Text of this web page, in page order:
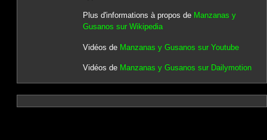
Plus d'informations à propos de Manzanas y
Gusanos sur Wikipedia
Vidéos de Manzanas y Gusanos sur Youtube
Vidéos de Manzanas y Gusanos sur Dailymotion